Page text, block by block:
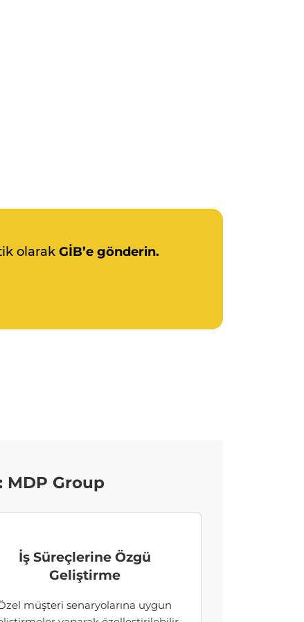
olarak GİB’e gönderin.
MDP Group
İş Süreçlerine Özgü
Geliştirme
müşteri senaryolarına uygun